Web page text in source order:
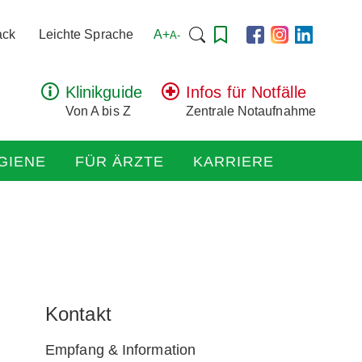
Leichte Sprache A+A- Suchen
Klinikguide
Von A bis Z
Infos für Notfälle
Zentrale Notaufnahme
FÜR ÄRZTE KARRIERE
Kontakt
Empfang & Information